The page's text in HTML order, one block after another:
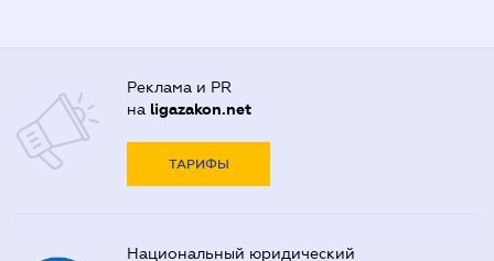
Реклама и PR
на ligazakon.net
ТАРИФЫ
Национальный юридический